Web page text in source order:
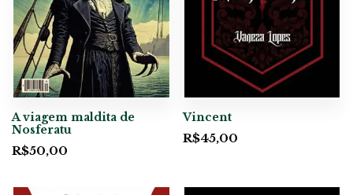
A viagem maldita de
Nosferatu
R$50,00
Vincent
R$45,00